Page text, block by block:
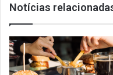
Notícias